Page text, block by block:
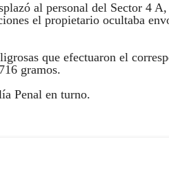
al personal del Sector 4
el propietario ocultaba
que efectuaron el
gramos.
Penal en turno.